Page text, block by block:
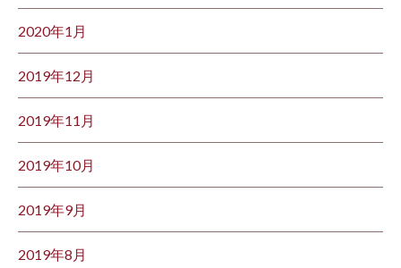
2020年1月
2019年12月
2019年11月
2019年10月
2019年9月
2019年8月